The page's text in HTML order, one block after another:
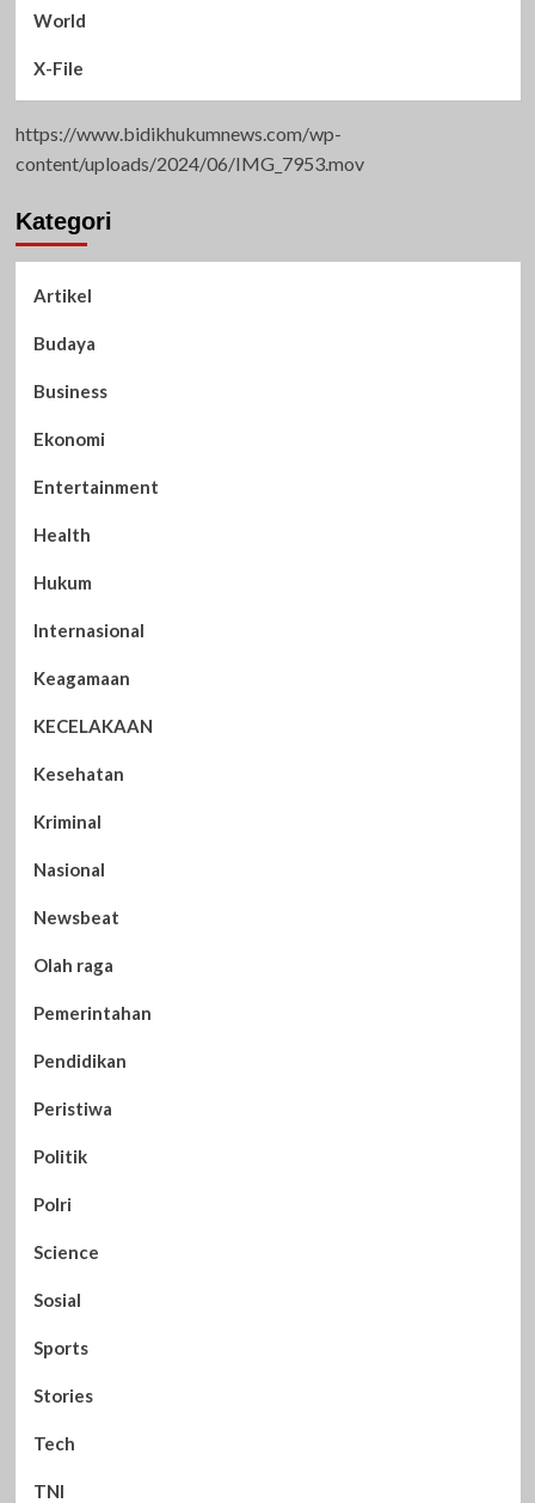
World
X-File
https://www.bidikhukumnews.com/wp-
content/uploads/2024/06/IMG_7953.mov
Kategori
Artikel
Budaya
Business
Ekonomi
Entertainment
Health
Hukum
Internasional
Keagamaan
KECELAKAAN
Kesehatan
Kriminal
Nasional
Newsbeat
Olah raga
Pemerintahan
Pendidikan
Peristiwa
Politik
Polri
Science
Sosial
Sports
Stories
Tech
TNI